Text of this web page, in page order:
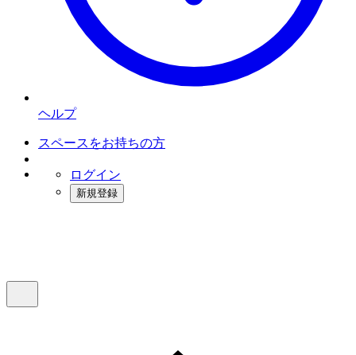
ヘルプ
スペースをお持ちの方
ログイン
新規登録